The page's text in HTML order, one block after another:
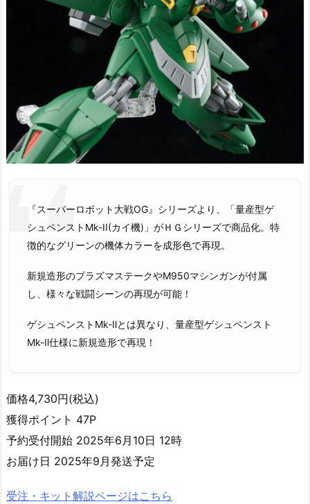
『スーパーロボット大戦OG』シリーズより、「量産型ゲ
シュペンストMk-II(カイ機)」がＨＧシリーズで商品化。特
徴的なグリーンの機体カラーを成形色で再現。
新規造形のプラズマステークやM950マシンガンが付属
し、様々な戦闘シーンの再現が可能！
ゲシュペンストMk-Ⅱとは異なり、量産型ゲシュペンスト
Mk-Ⅱ仕様に新規造形で再現！
価格4,730円(税込)
獲得ポイント 47P
予約受付開始 2025年6月10日 12時
お届け日 2025年9月発送予定
受注・キット解説ページはこちら